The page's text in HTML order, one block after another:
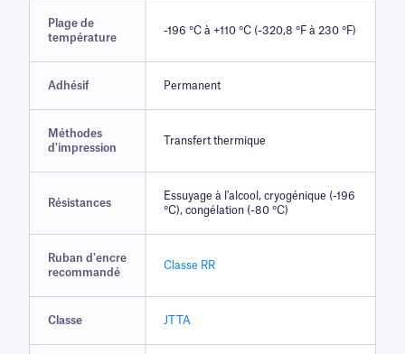
Plage de
température
-196 °C à +110 °C (-320,8 °F à 230 °F)
Adhésif Permanent
Méthodes
d'impression
Transfert thermique
Résistances
Essuyage à l'alcool, cryogénique (-196
°C), congélation (-80 °C)
Ruban d'encre
recommandé
Classe RR
Classe JTTA